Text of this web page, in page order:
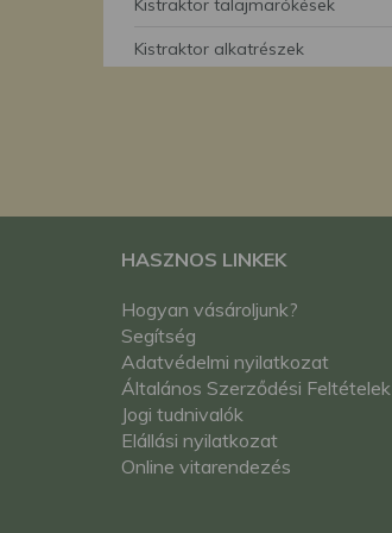
Kistraktor talajmarókések
Kistraktor alkatrészek
HASZNOS LINKEK
Hogyan vásároljunk?
Segítség
Adatvédelmi nyilatkozat
Általános Szerződési Feltételek
Jogi tudnivalók
Elállási nyilatkozat
Online vitarendezés